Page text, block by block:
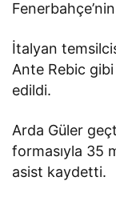
İtalyan
Ante Rebic gibi
edildi.
Arda Güler
formasıyla 35
asist kaydetti.